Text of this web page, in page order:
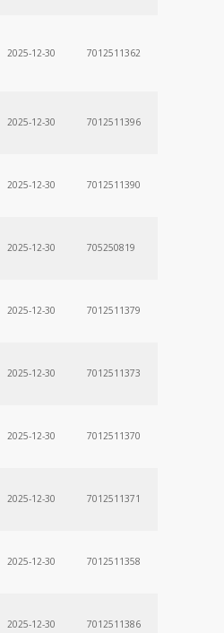
2025-12-30 7012511362
2025-12-30 7012511396
2025-12-30 7012511390
2025-12-30 705250819
2025-12-30 7012511379
2025-12-30 7012511373
2025-12-30 7012511370
2025-12-30 7012511371
2025-12-30 7012511358
2025-12-30 7012511386